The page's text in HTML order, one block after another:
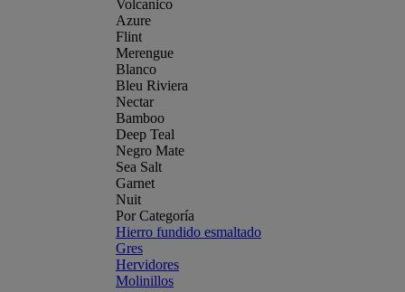
Volcanico
Azure
Flint
Merengue
Blanco
Bleu Riviera
Nectar
Bamboo
Deep Teal
Negro Mate
Sea Salt
Garnet
Nuit
Por Categoría
Hierro fundido esmaltado
Gres
Hervidores
Molinillos